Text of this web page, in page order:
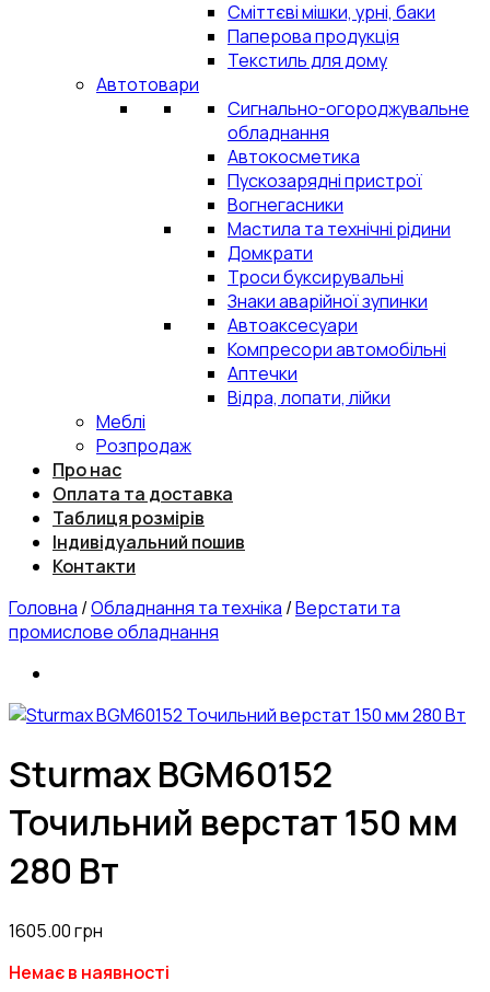
Сміттєві мішки, урні, баки
Паперова продукція
Текстиль для дому
Автотовари
Сигнально-огороджувальне
обладнання
Автокосметика
Пускозарядні пристрої
Вогнегасники
Мастила та технічні рідини
Домкрати
Троси буксирувальні
Знаки аварійної зупинки
Автоаксесуари
Компресори автомобільні
Аптечки
Відра, лопати, лійки
Меблі
Розпродаж
Про нас
Оплата та доставка
Таблиця розмірів
Індивідуальний пошив
Контакти
Головна /Обладнання та техніка /Верстати та
промислове обладнання
Sturmax BGM60152
Точильний верстат 150 мм
280 Вт
1605.00грн
Немає в наявності